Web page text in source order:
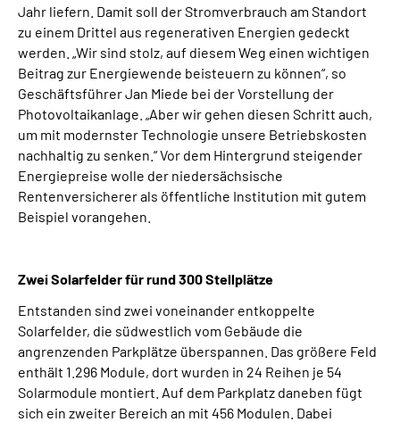
Jahr liefern. Damit soll der Stromverbrauch am Standort
zu einem Drittel aus regenerativen Energien gedeckt
werden. „Wir sind stolz, auf diesem Weg einen wichtigen
Beitrag zur Energiewende beisteuern zu können“, so
Geschäftsführer Jan Miede bei der Vorstellung der
Photovoltaikanlage. „Aber wir gehen diesen Schritt auch,
um mit modernster Technologie unsere Betriebskosten
nachhaltig zu senken.“ Vor dem Hintergrund steigender
Energiepreise wolle der niedersächsische
Rentenversicherer als öffentliche Institution mit gutem
Beispiel vorangehen.
Zwei Solarfelder für rund 300 Stellplätze
Entstanden sind zwei voneinander entkoppelte
Solarfelder, die südwestlich vom Gebäude die
angrenzenden Parkplätze überspannen. Das größere Feld
enthält 1.296 Module, dort wurden in 24 Reihen je 54
Solarmodule montiert. Auf dem Parkplatz daneben fügt
sich ein zweiter Bereich an mit 456 Modulen. Dabei